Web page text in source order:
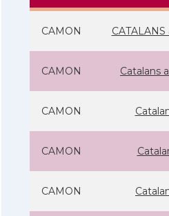
CAMON
CAMON Catalans
CAMON
CAMON
CAMON